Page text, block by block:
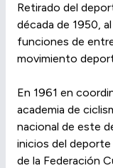
Retirado del
década de 1950,
funciones de
movimiento
En 1961 en
academia de
nacional de este
inicios del
de la Federación